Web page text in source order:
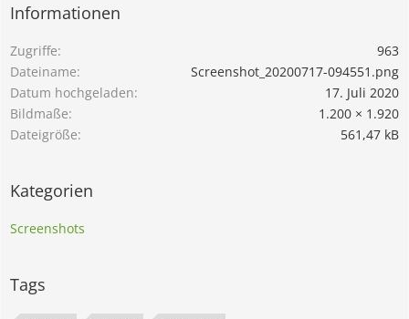
Informationen
Zugriffe
963
Dateiname
Screenshot_20200717-094551.png
Datum hochgeladen
17. Juli 2020
Bildmaße
1.200 × 1.920
Dateigröße
561,47 kB
Kategorien
Screenshots
Tags